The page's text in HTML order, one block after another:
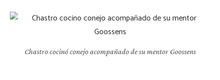
Chastro cocinó conejo acompañado de su mentor Goossens